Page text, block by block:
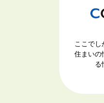
ここで
住まいの
る